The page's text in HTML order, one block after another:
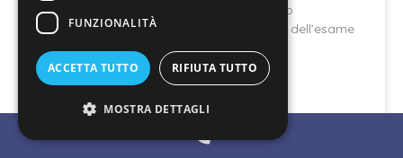
patogeni responsabili di infezioni a carico
dell’apparato urinario (IVU). A differenza dell’esame
chimico-fisico delle urine, che
Febbraio 20, 2026
FUNZIONALITÀ
ACCETTA TUTTO RIFIUTA TUTTO
MOSTRA DETTAGLI